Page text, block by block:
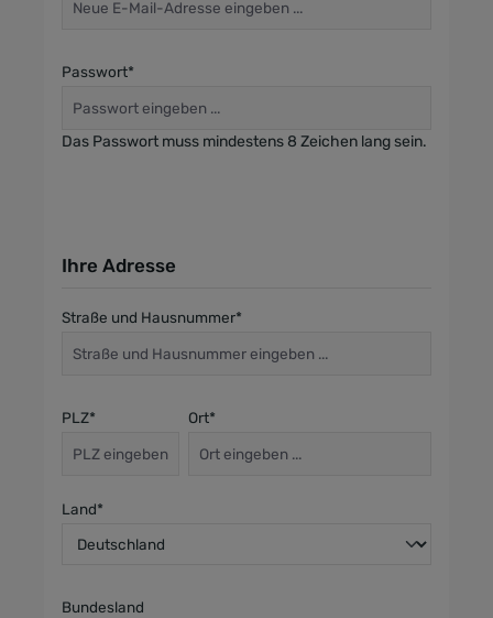
Passwort*
Das Passwort muss mindestens 8 Zeichen lang sein.
Ihre Adresse
Straße und Hausnummer*
PLZ* Ort*
Land*
Bundesland